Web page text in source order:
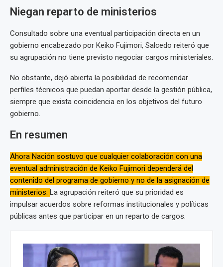
Niegan reparto de ministerios
Consultado sobre una eventual participación directa en un
gobierno encabezado por Keiko Fujimori, Salcedo reiteró que
su agrupación no tiene previsto negociar cargos ministeriales.
No obstante, dejó abierta la posibilidad de recomendar
perfiles técnicos que puedan aportar desde la gestión pública,
siempre que exista coincidencia en los objetivos del futuro
gobierno.
En resumen
Ahora Nación sostuvo que cualquier colaboración con una
eventual administración de Keiko Fujimori dependerá del
contenido del programa de gobierno y no de la asignación de
ministerios. La agrupación reiteró que su prioridad es
impulsar acuerdos sobre reformas institucionales y políticas
públicas antes que participar en un reparto de cargos.